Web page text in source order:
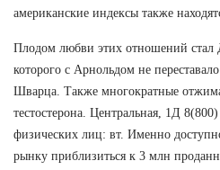
американские индексы также
Плодом любви этих отношений стал
которого с Арнольдом не
Шварца. Также многократные
тестостерона. Центральная, 1Д
физических лиц: вт. Именно
рынку приблизиться к 3 млн